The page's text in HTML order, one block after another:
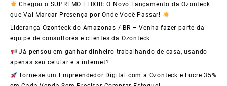
Chegou o SUPREMO ELIXIR: O Novo Lançamento da Ozonteck
que Vai Marcar Presença por Onde Você Passar!
Liderança Ozonteck do Amazonas / BR – Venha fazer parte da
equipe de consultores e clientes da Ozonteck
Já pensou em ganhar dinheiro trabalhando de casa, usando
apenas seu celular e a internet?
Torne-se um Empreendedor Digital com a Ozonteck e Lucre 35%